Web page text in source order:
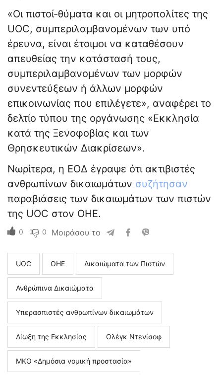
«Οι πιστοί-θύματα και οι μητροπολίτες της
UOC, συμπεριλαμβανομένων των υπό
έρευνα, είναι έτοιμοι να καταθέσουν
απευθείας την κατάστασή τους,
συμπεριλαμβανομένων των μορφών
συνεντεύξεων ή άλλων μορφών
επικοινωνίας που επιλέγετε», αναφέρει το
δελτίο τύπου της οργάνωσης «Εκκλησία
κατά της Ξενοφοβίας και των
Θρησκευτικών Διακρίσεων».
Νωρίτερα, η ΕΟΔ έγραψε ότι ακτιβιστές
ανθρωπίνων δικαιωμάτων συζήτησαν
παραβιάσεις των δικαιωμάτων των πιστών
της UOC στον ΟΗΕ.
0 0 Μοιράσου το
UOC ОΗΕ Δικαιώματα των Πιστών
Ανθρώπινα Δικαιώματα
Υπερασπιστές ανθρωπίνων δικαιωμάτων
Δίωξη της Εκκλησίας Ολέγκ Ντενίσοφ
ΜΚΟ «Δημόσια νομική προστασία»